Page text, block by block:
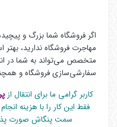
اگر فروشگاه شما بزرگ و
مهاجرت فروشگاه ندارید،
متخصص می‌تواند به شما در
سفارشی‌سازی فروشگاه و
کاربر گرامی ما برای انتقال از
فقط این کار را با هزینه
سمت پنگاش صورت